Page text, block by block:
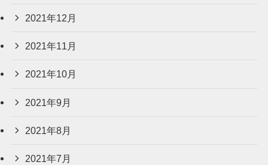
2021年12月
2021年11月
2021年10月
2021年9月
2021年8月
2021年7月